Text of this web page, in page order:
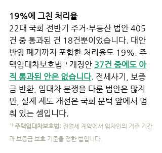
19%에 그친 처리율
22대 국회 전반기 주거·부동산 법안 405
건 중 통과된 건 18건뿐이었습니다. 대안
반영 폐기까지 포함한 처리율도 19%. 주
택임대차보호법¹⁾ 개정안 37건 중에도 아
직 통과된 안은 없습니다. 전세사기, 보증
금 반환, 임대차 분쟁을 다룬 법안은 많지
만, 실제 제도 개선은 국회 문턱 앞에서 멈
춰 있는 셈입니다.
¹⁾ 주택임대차보호법: 전월세 계약에서 임차인의 거주 기간
과 보증금 보호 기준을 정한 법입니다.